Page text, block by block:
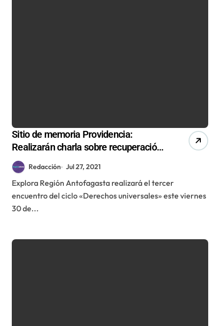
Sitio de memoria Providencia:
Realizarán charla sobre recuperación
y reparación en derechos humanos
Redacción Jul 27, 2021
Explora Región Antofagasta realizará el tercer
encuentro del ciclo «Derechos universales» este viernes
30 de...